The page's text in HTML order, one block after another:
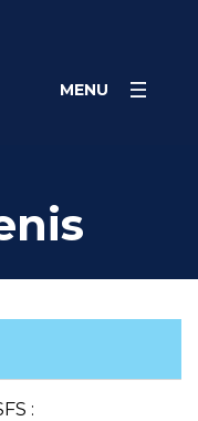
MENU
: